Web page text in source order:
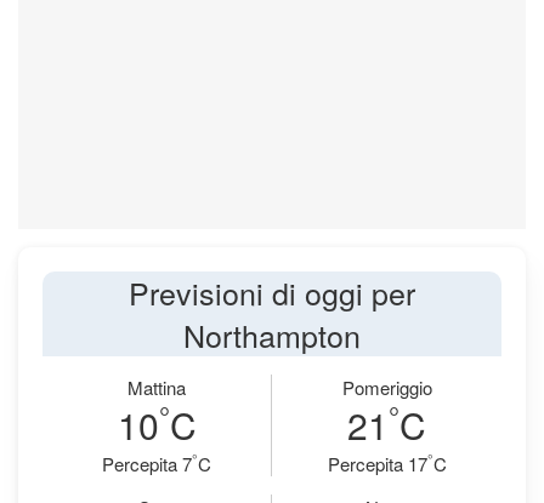
Previsioni di oggi per
Northampton
Mattina
10°C
Percepita 7°C
Pomeriggio
21 °C
Percepita 17°C